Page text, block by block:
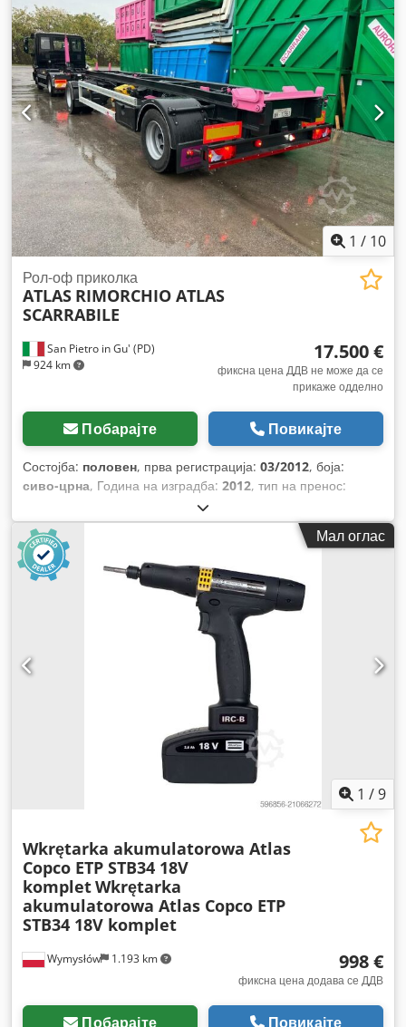
1 / 10
San Pietro in Gu' (PD)
924 km
Рол-оф приколка
ATLAS RIMORCHIO ATLAS
SCARRABILE
17.500 €
фиксна цена ДДВ не може да се
прикаже одделно
Побарајте Повикајте
Состојба: половен, прва регистрација: 03/2012, боја:
сиво-црна, Година на изградба: 2012, тип на пренос:
Мал оглас
1 /9
Wymysłów 1.193 km
Wkrętarka akumulatorowa Atlas
Copco ETP STB34 18V
kompletWkrętarka
akumulatorowa Atlas Copco ETP
STB34 18V komplet
998 €
фиксна цена додава се ДДВ
Побарајте Повикајте